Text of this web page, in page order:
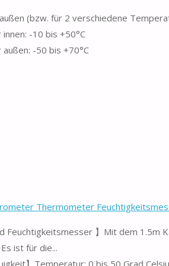
(bzw. für 2 verschiedene
-10 bis +50°C
-50 bis +70°C
Thermometer
Feuchtigkeitsmesser 】Mit dem
ist für die...